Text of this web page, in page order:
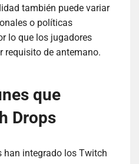
también puede variar
o políticas
lo que los jugadores
requisito de antemano.
que
Drops
han integrado los Twitch